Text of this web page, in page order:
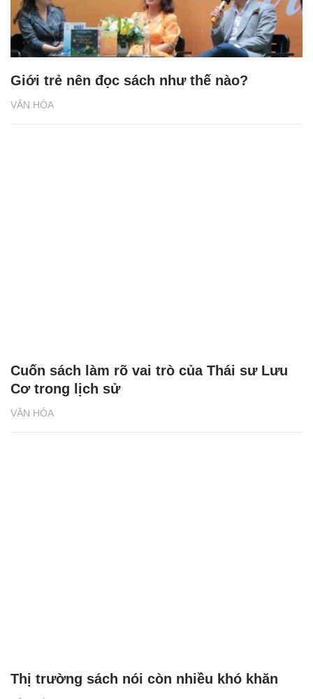
VĂN HÓA
Giới trẻ nên đọc sách như thế nào?
VĂN HÓA
Cuốn sách làm rõ vai trò của Thái sư Lưu
Cơ trong lịch sử
Thị trường sách nói còn nhiều khó khăn